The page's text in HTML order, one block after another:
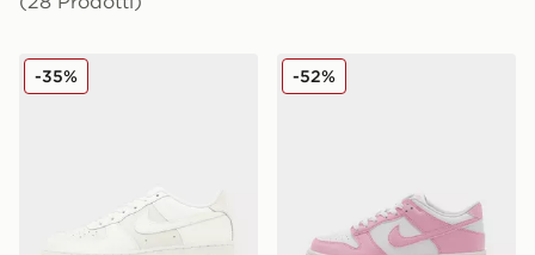
Nike Air Force 1 Low Junior
-35% Nike Dunk Low Junior
-52%